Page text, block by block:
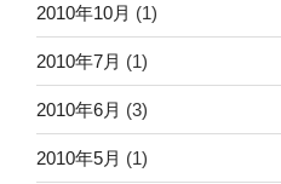
2010年10月 (1)
2010年7月 (1)
2010年6月 (3)
2010年5月 (1)